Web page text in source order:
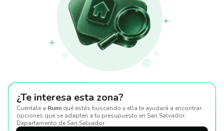
¿Te interesa esta zona?
Cuéntale a Rumi qué estás buscando y ella te ayudará a encontrar
opciones que se adapten a tu presupuesto en San Salvador,
Departamento de San Salvador.